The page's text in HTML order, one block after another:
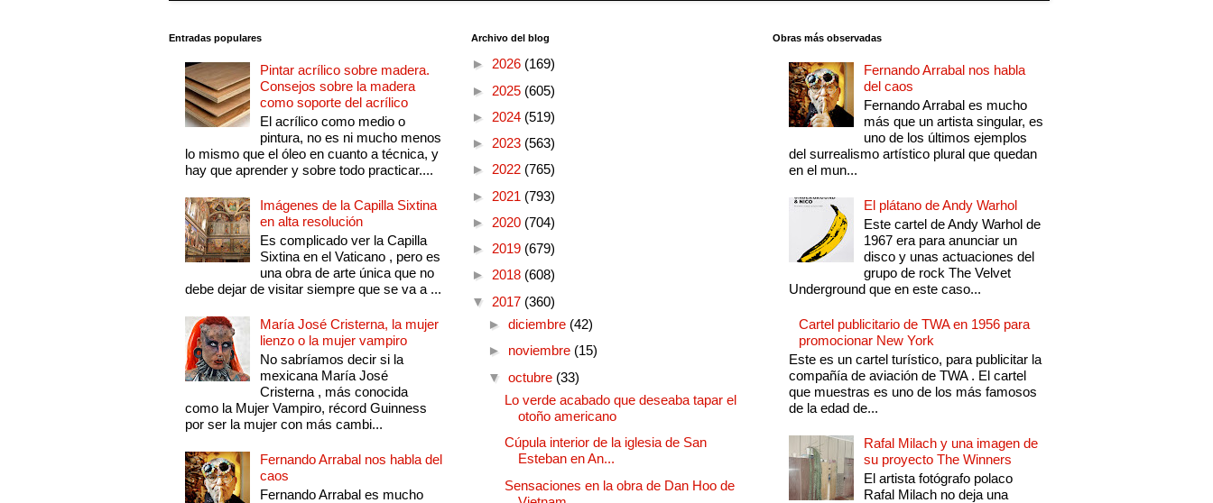
Entradas populares
Pintar acrílico sobre madera.
Consejos sobre la madera
como soporte del acrílico
El acrílico como medio o
pintura, no es ni mucho menos
lo mismo que el óleo en cuanto a técnica, y
hay que aprender y sobre todo practicar....
Imágenes de la Capilla Sixtina
en alta resolución
Es complicado ver la Capilla
Sixtina en el Vaticano , pero es
una obra de arte única que no
debe dejar de visitar siempre que se va a ...
María José Cristerna, la mujer
lienzo o la mujer vampiro
No sabríamos decir si la
mexicana María José
Cristerna , más conocida
como la Mujer Vampiro, récord Guinness
por ser la mujer con más cambi...
Fernando Arrabal nos habla del
caos
Fernando Arrabal es mucho
Archivo del blog
► 2026 (169)
► 2025 (605)
► 2024 (519)
► 2023 (563)
► 2022 (765)
► 2021 (793)
► 2020 (704)
► 2019 (679)
► 2018 (608)
▼ 2017 (360)
► diciembre (42)
► noviembre (15)
▼ octubre (33)
Lo verde acabado que deseaba tapar el
otoño americano
Cúpula interior de la iglesia de San
Esteban en An...
Sensaciones en la obra de Dan Hoo de
Obras más observadas
Fernando Arrabal nos habla
del caos
Fernando Arrabal es mucho
más que un artista singular, es
uno de los últimos ejemplos
del surrealismo artístico plural que quedan
en el mun...
El plátano de Andy Warhol
Este cartel de Andy Warhol de
1967 era para anunciar un
disco y unas actuaciones del
grupo de rock The Velvet
Underground que en este caso...
Cartel publicitario de TWA en 1956 para
promocionar New York
Este es un cartel turístico, para publicitar la
compañía de aviación de TWA . El cartel
que muestras es uno de los más famosos
de la edad de...
Rafal Milach y una imagen de
su proyecto The Winners
El artista fotógrafo polaco
Rafal Milach no deja una